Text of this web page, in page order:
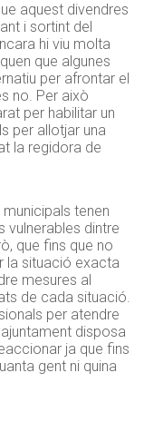
aquest divendres
i sortint del
hi viu molta
que algunes
per afrontar el
no. Per això
per habilitar un
per allotjar una
la regidora de
tenen
dintre
que fins que no
la situació exacta
mesures al
de cada situació.
per atendre
disposa
ja que fins
gent ni quina